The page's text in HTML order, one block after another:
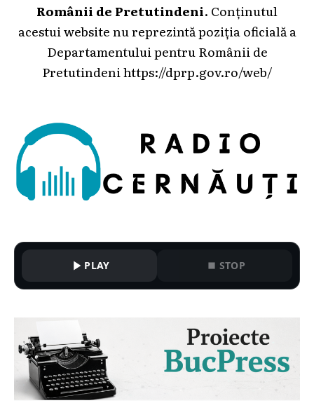
Românii de Pretutindeni. Conținutul
acestui website nu reprezintă poziția oficială a
Departamentului pentru Românii de
Pretutindeni https://dprp.gov.ro/web/
PLAY STOP